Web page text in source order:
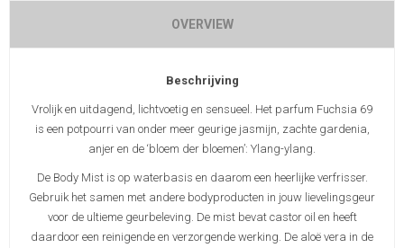
OVERVIEW
Beschrijving
Vrolijk en uitdagend, lichtvoetig en sensueel. Het parfum Fuchsia 69
is een potpourri van onder meer geurige jasmijn, zachte gardenia,
anjer en de ‘bloem der bloemen’: Ylang-ylang.
De Body Mist is op waterbasis en daarom een heerlijke verfrisser.
Gebruik het samen met andere bodyproducten in jouw lievelingsgeur
voor de ultieme geurbeleving. De mist bevat castor oil en heeft
daardoor een reinigende en verzorgende werking. De aloë vera in de